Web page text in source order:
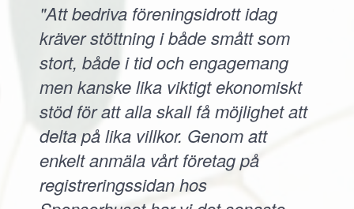
"Att bedriva föreningsidrott idag
kräver stöttning i både smått som
stort, både i tid och engagemang
men kanske lika viktigt ekonomiskt
stöd för att alla skall få möjlighet att
delta på lika villkor. Genom att
enkelt anmäla vårt företag på
registreringssidan hos